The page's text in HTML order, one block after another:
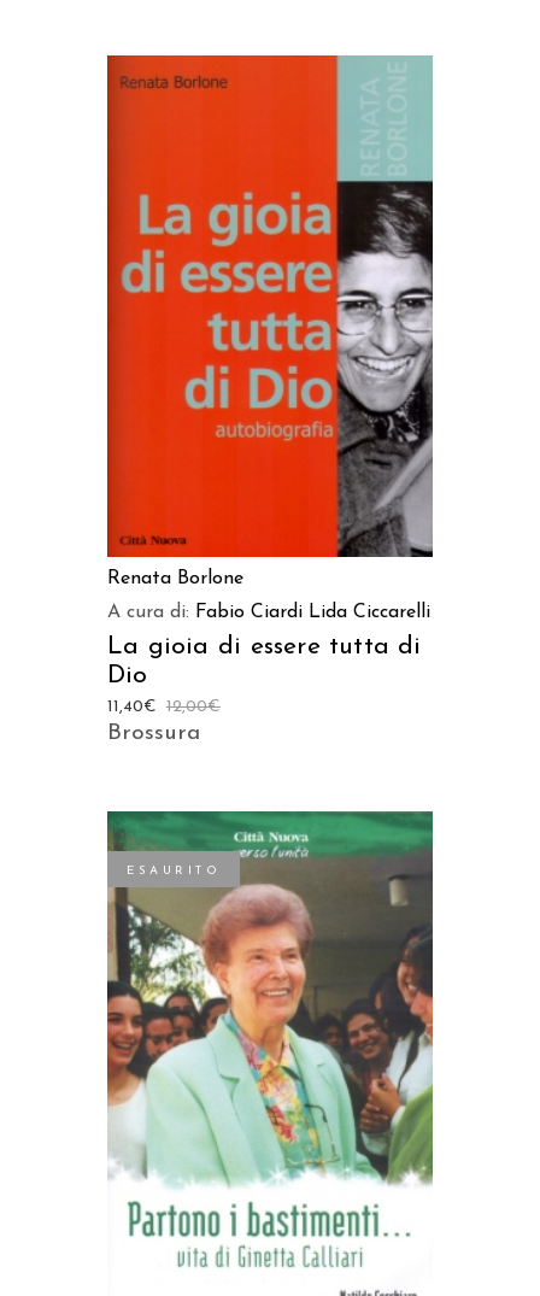
AGGIUNGI AL CARRELLO
Renata Borlone
A cura di: Fabio Ciardi Lida Ciccarelli
La gioia di essere tutta di
Dio
12,00€
11,40€
Brossura
ESAURITO
LEGGI TUTTO